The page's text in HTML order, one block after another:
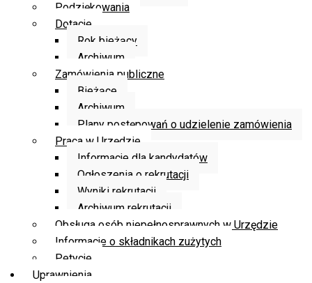
Podziękowania
Dotacje
Rok bieżący
Archiwum
Zamówienia publiczne
Bieżące
Archiwum
Plany postępowań o udzielenie zamówienia
Praca w Urzędzie
Informacje dla kandydatów
Ogłoszenia o rekrutacji
Wyniki rekrutacji
Archiwum rekrutacji
Obsługa osób niepełnosprawnych w Urzędzie
Informacje o składnikach zużytych
Petycje
Uprawnienia